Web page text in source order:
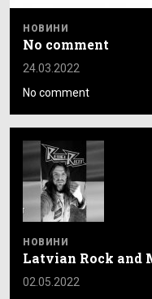
НОВИНИ
No comment
24.03.2022
No comment
НОВИНИ
Latvian Rock and
02.05.2022